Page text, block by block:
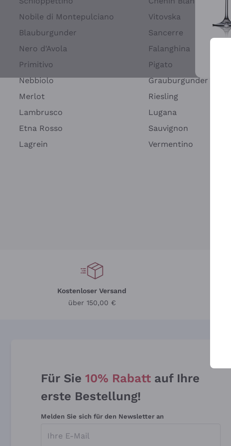
Nobile di Montepulciano
Blauburgunder
Nero d'Avola
Primitivo
Nebbiolo
Merlot
Lambrusco
Etna Rosso
Lagrein
Vitovska
Sancerre
Falanghina
Pigato
Grauburgunder
Riesling
Lugana
Sauvignon
Vermentino
Kostenloser Versand
über 150,00 €
Für Sie 10% Rabatt auf Ihre
erste Bestellung!
Melden Sie sich für den Newsletter an